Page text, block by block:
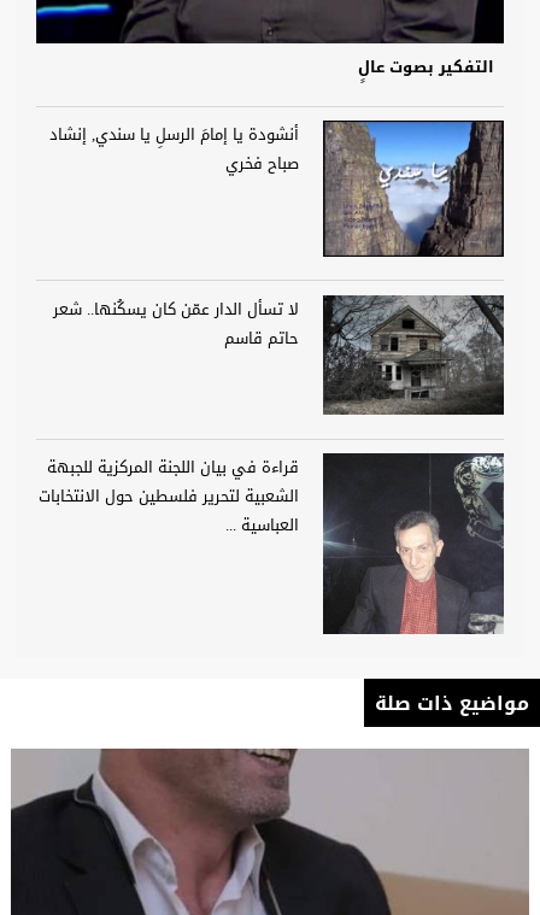
التفكير بصوت عالٍ
أنشودة يا إمامَ الرسلِ يا سندي, إنشاد
صباح فخري
لا تسأل الدار عمّن كان يسكُنها.. شعر
حاتم قاسم
قراءة في بيان اللجنة المركزية للجبهة
الشعبية لتحرير فلسطين حول الانتخابات
العباسية ...
مواضيع ذات صلة